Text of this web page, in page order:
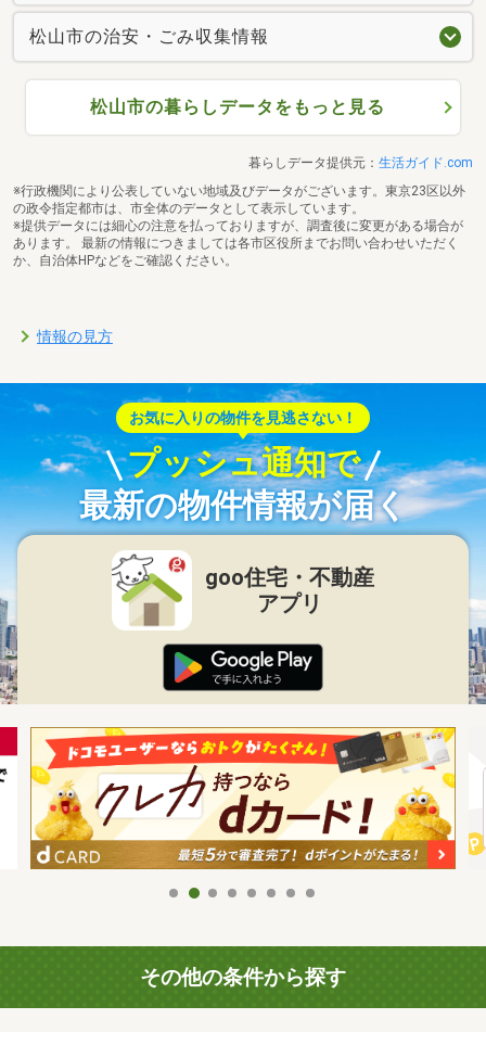
松山市の治安・ごみ収集情報
松山市の暮らしデータをもっと見る
暮らしデータ提供元： 生活ガイド.com
※行政機関により公表していない地域及びデータがございます。東京23区以外
の政令指定都市は、市全体のデータとして表示しています。
※提供データには細心の注意を払っておりますが、調査後に変更がある場合が
あります。 最新の情報につきましては各市区役所までお問い合わせいただく
か、自治体HPなどをご確認ください。
情報の見方
お気に入りの物件を見逃さない！
プッシュ通知で
最新の物件情報が届く
goo住宅・不動産
アプリ
その他の条件から探す